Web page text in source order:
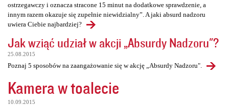
ostrzegawczy i oznacza stracone 15 minut na dodatkowe sprawdzenie, a
innym razem okazuje się zupełnie niewidzialny”. A jaki absurd nadzoru
uwiera Ciebie najbardziej?
Jak wziąć udział w akcji „Absurdy Nadzoru"?
25.08.2015
Poznaj 5 sposobów na zaangażowanie się w akcję „Absurdy Nadzoru".
Kamera w toalecie
10.09.2015